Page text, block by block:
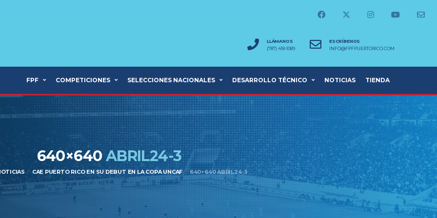
LLÁMANOS
(787) 418-1089
ESCRÍBENOS
INFO@FPFPUERTORICO.COM
FPF COMPETICIONES SELECCIONES NACIONALES DESARROLLO TÉCNICO NOTICIAS TIENDA
640×640ABRIL24-3
CAE PUERTO RICO EN SU DEBUT EN LA COPA UNCAF 640×640 ABRIL24-3